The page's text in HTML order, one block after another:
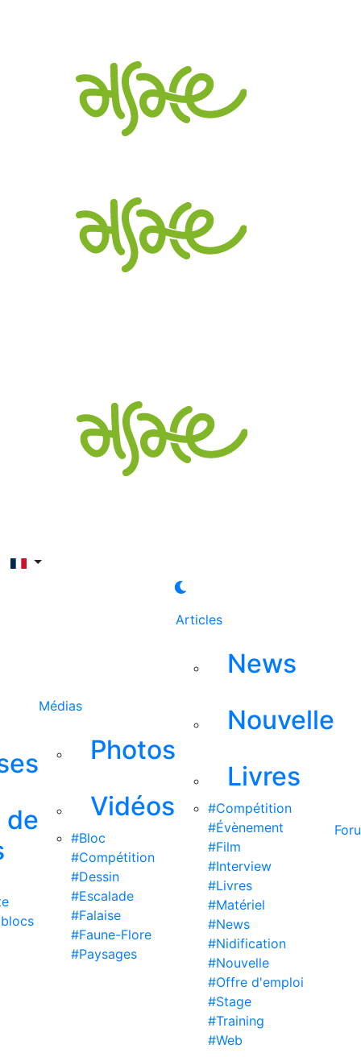
de
Médias
Photos
Vidéos
#Bloc
#Compétition
#Dessin
#Escalade
#Falaise
#Faune-Flore
#Paysages
Articles
News
Nouvelle
Livres
#Compétition
#Évènement
#Film
#Interview
#Livres
#Matériel
#News
#Nidification
#Nouvelle
#Offre d'emploi
#Stage
#Training
#Web